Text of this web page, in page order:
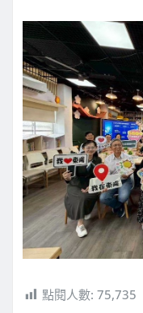
點閱人數: 75,735